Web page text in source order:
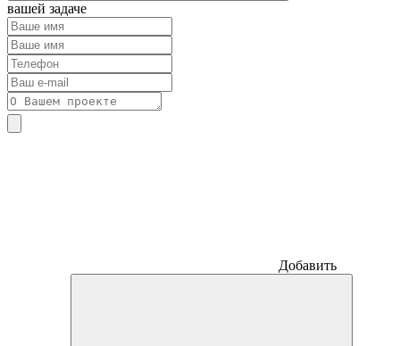
вашей задаче
Добавить